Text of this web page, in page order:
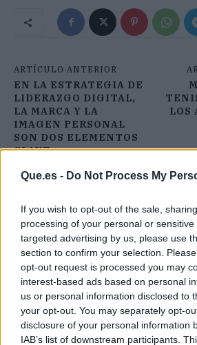
Que.es - Do Not Process My
If you wish to opt-out of the sale,
processing of your personal or
targeted advertising by us, please use
section to confirm your selection.
opt-out request is processed you may
interest-based ads based on personal
us or personal information disclosed to
your opt-out. You may separately opt-
disclosure of your personal information
IAB’s list of downstream participants.
ARTÍCULO ANTERIOR
EN LA ESTRATEGIA DE
LIDERAZGO DIGITAL,
LA MARCA Y LA
IMAGEN PERSONAL
SON DOS ELEMENTOS
CLAVE
LOS